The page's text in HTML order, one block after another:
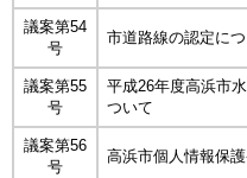
議案第54
号
市道路線の認定に
議案第55
号
平成26年度高浜市
ついて
議案第56
号
高浜市個人情報保